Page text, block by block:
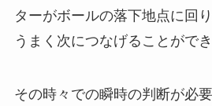
ターがボールの落下地点に回
うまく次につなげることができ
その時々での瞬時の判断が必要